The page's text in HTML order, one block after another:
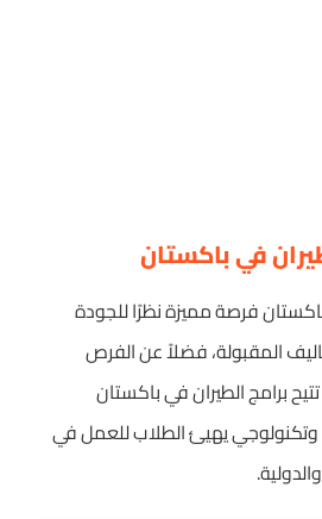
في باكستان
فرصة مميزة نظرًا للجودة
المقبولة، فضلاً عن الفرص
برامج الطيران في باكستان
وتكنولوجي يهيئ الطلاب للعمل في